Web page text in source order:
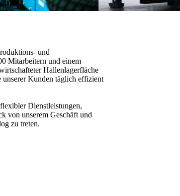
und
Mitarbeitern und einem
Hallenlagerfläche
unserer Kunden täglich effizient
Dienstleistungen,
von unserem Geschäft und
zu treten.